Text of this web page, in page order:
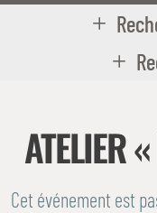
ATELIER
Cet événement est